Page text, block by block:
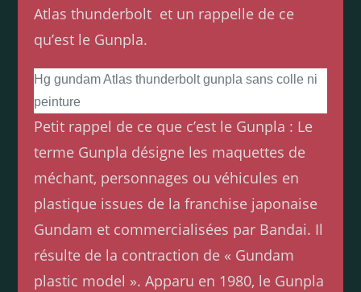
Atlas thunderbolt et un rappelle de ce
qu’est le Gunpla.
Hg gundam Atlas thunderbolt gunpla sans colle ni
peinture
Petit rappel de ce que c’est le Gunpla : Le
terme Gunpla désigne les maquettes de
méchant, personnages ou véhicules en
plastique issues de la franchise japonaise
Gundam et commercialisées par Bandai. Il
résulte de la contraction de « Gundam
plastic model ». Apparu en 1980, le Gunpla